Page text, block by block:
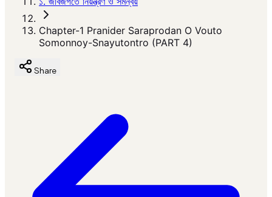
Chapter-1 Pranider Saraprodan O Vouto
Somonnoy-Snayutontro (PART 4)
Share